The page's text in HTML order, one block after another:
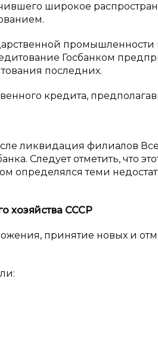
широкое
промышленности
Госбанком
последних.
кредита,
ликвидация филиалов
Следует отметить, что
определялся теми
хозяйства СССР
принятие новых и